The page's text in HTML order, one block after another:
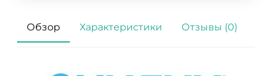
Обзор Характеристики Отзывы (0)